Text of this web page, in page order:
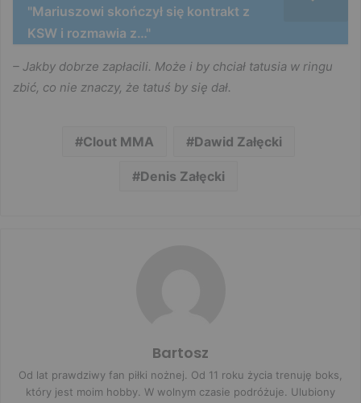
"Mariuszowi skończył się kontrakt z
KSW i rozmawia z…"
– Jakby dobrze zapłacili. Może i by chciał tatusia w ringu
zbić, co nie znaczy, że tatuś by się dał.
Clout MMA Dawid Załęcki
Denis Załęcki
Bartosz
Od lat prawdziwy fan piłki nożnej. Od 11 roku życia trenuję boks,
który jest moim hobby. W wolnym czasie podróżuje. Ulubiony